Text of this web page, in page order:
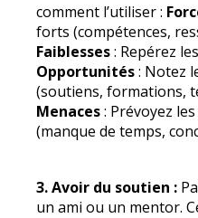
comment l’utiliser :
forts (compétences,
Faiblesses: Repérez
Opportunités: Notez
(soutiens, formations,
Menaces: Prévoyez
(manque de temps,
3. Avoir du soutien :
un ami ou un mentor.